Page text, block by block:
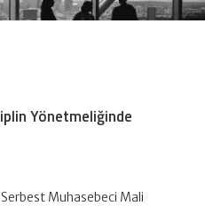
Yönetmeliğinde
Muhasebeci Mali